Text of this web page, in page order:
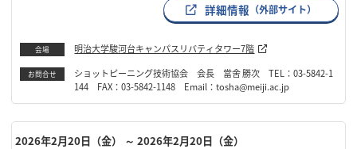
詳細情報 （外部サイト）
会場 明治大学駿河台キャンパスリバティタワー7階
お問合せ
ショットピーニング技術協会 会長 當舍 勝次 TEL：03-5842-1
144 FAX：03-5842-1148 Email：tosha@meiji.ac.jp
2026年2月20日（金） ～ 2026年2月20日（金）